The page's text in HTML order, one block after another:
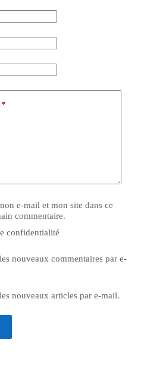
*
e-mail et mon site dans ce
commentaire.
confidentialité
nouveaux commentaires par e-
nouveaux articles par e-mail.